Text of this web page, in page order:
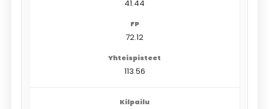
41.44
72.12
113.56